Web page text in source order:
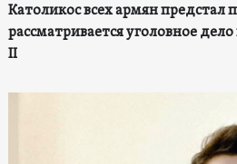
Католикос всех армян предстал
рассматривается уголовное
II